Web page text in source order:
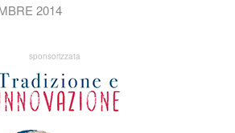
2014
sponsorizzata